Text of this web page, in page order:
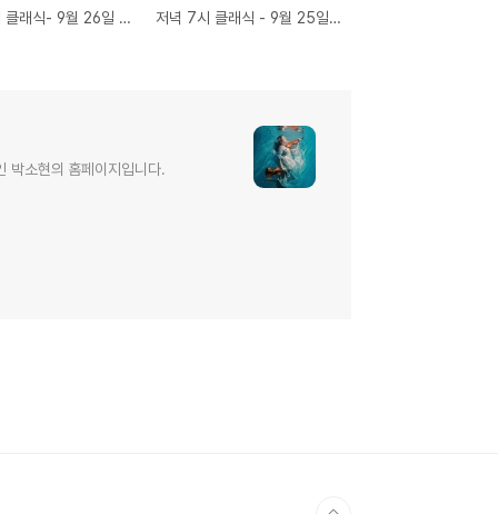
저녁 7시 클래식- 9월 26일 슈트라우스 호른 협주곡 저녁 7시 클래식 - 9월 25일 칼다라 오페라 <올림피아드>
박소현의 홈페이지입니다.